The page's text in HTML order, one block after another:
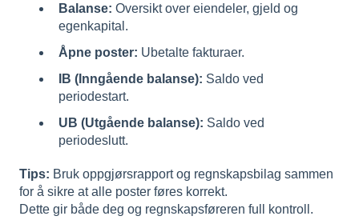
Balanse: Oversikt over eiendeler, gjeld og
egenkapital.
Åpne poster: Ubetalte fakturaer.
IB (Inngående balanse): Saldo ved
periodestart.
UB (Utgående balanse): Saldo ved
periodeslutt.
Tips: Bruk oppgjørsrapport og regnskapsbilag sammen
for å sikre at alle poster føres korrekt.
Dette gir både deg og regnskapsføreren full kontroll.